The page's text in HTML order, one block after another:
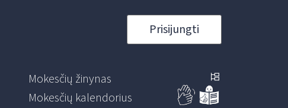
Prisijungti
Mokesčių žinynas
Mokesčių kalendorius